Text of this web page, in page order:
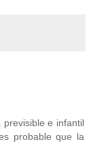
e infantil
probable que la